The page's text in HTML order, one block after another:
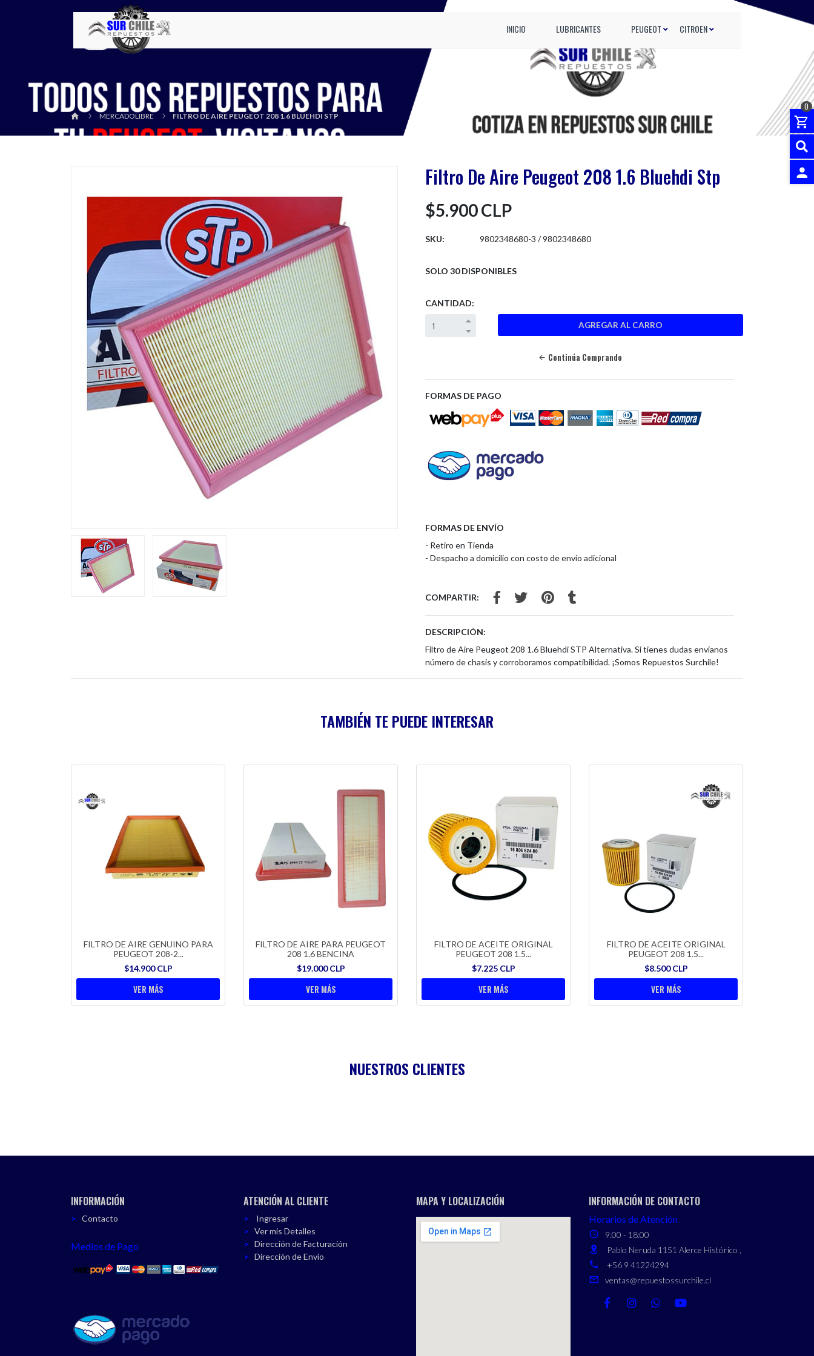
INICIO LUBRICANTES PEUGEOT CITROEN
0
MERCADOLIBRE FILTRO DE AIRE PEUGEOT 208 1.6 BLUEHDI STP
Previous Next
Filtro De Aire Peugeot 208 1.6 Bluehdi Stp
$5.900 CLP
SKU: 9802348680-3 / 9802348680
SOLO 30 DISPONIBLES
CANTIDAD:
Continúa Comprando
FORMAS DE PAGO
FORMAS DE ENVÍO
- Retiro en Tienda
- Despacho a domicilio con costo de envío adicional
COMPARTIR:
DESCRIPCIÓN:
Filtro de Aire Peugeot 208 1.6 Bluehdi STP Alternativa. Si tienes dudas envíanos
número de chasis y corroboramos compatibilidad. ¡Somos Repuestos Surchile!
TAMBIÉN TE PUEDE INTERESAR
FILTRO DE AIRE GENUINO PARA
PEUGEOT 208-2...
$14.900 CLP
VER MÁS
FILTRO DE AIRE PARA PEUGEOT
208 1.6 BENCINA
$19.000 CLP
VER MÁS
FILTRO DE ACEITE ORIGINAL
PEUGEOT 208 1.5...
$7.225 CLP
VER MÁS
FILTRO DE ACEITE ORIGINAL
PEUGEOT 208 1.5...
$8.500 CLP
VER MÁS
NUESTROS CLIENTES
INFORMACIÓN
Contacto
Medios de Pago
ATENCIÓN AL CLIENTE
Ingresar
Ver mis Detalles
Dirección de Facturación
Dirección de Envío
MAPA Y LOCALIZACIÓN INFORMACIÓN DE CONTACTO
Horarios de Atención
9:00 - 18:00
Pablo Neruda 1151 Alerce Histórico ,
+56 9 41224294
ventas@repuestossurchile.cl